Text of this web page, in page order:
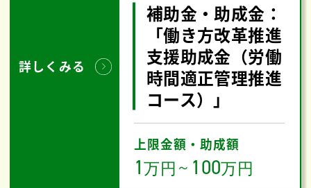
詳しくみる
補助金・助成金：
「働き方改革推進
支援助成金（労働
時間適正管理推進
コース）」
上限金額・助成額
1万円 ～ 100万円